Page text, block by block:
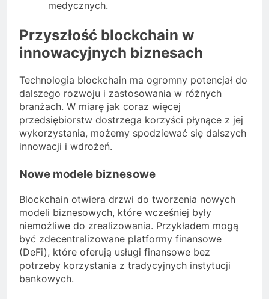
medycznych.
Przyszłość blockchain w
innowacyjnych biznesach
Technologia blockchain ma ogromny potencjał do
dalszego rozwoju i zastosowania w różnych
branżach. W miarę jak coraz więcej
przedsiębiorstw dostrzega korzyści płynące z jej
wykorzystania, możemy spodziewać się dalszych
innowacji i wdrożeń.
Nowe modele biznesowe
Blockchain otwiera drzwi do tworzenia nowych
modeli biznesowych, które wcześniej były
niemożliwe do zrealizowania. Przykładem mogą
być zdecentralizowane platformy finansowe
(DeFi), które oferują usługi finansowe bez
potrzeby korzystania z tradycyjnych instytucji
bankowych.